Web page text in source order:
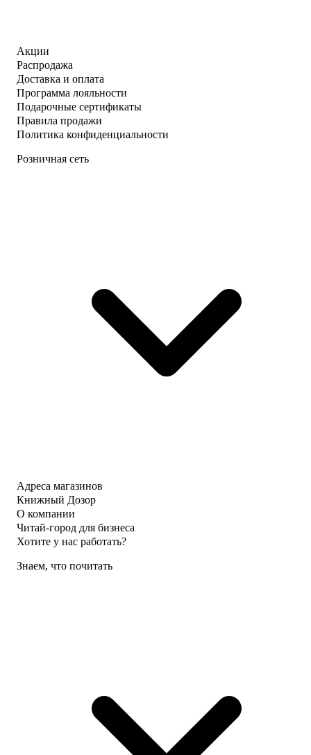
Акции
Распродажа
Доставка и оплата
Программа лояльности
Подарочные сертификаты
Правила продажи
Политика конфиденциальности
Розничная сеть
Адреса магазинов
Книжный Дозор
О компании
Читай-город для бизнеса
Хотите у нас работать?
Знаем, что почитать